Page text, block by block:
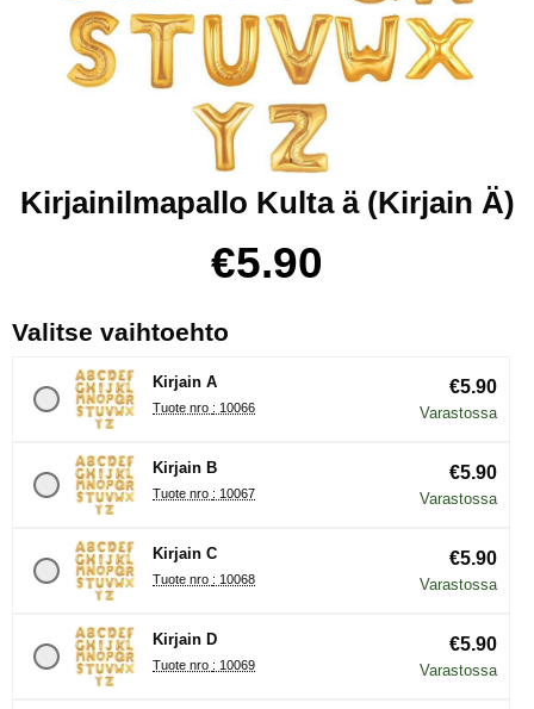
Kirjainilmapallo Kulta ä (Kirjain Ä)
hinta
€5.90
Valitse vaihtoehto
Kirjain A
Tuote nro : 10066
€5.90
Varastossa
Kirjain B
Tuote nro : 10067
€5.90
Varastossa
Kirjain C
Tuote nro : 10068
€5.90
Varastossa
Kirjain D
Tuote nro : 10069
€5.90
Varastossa